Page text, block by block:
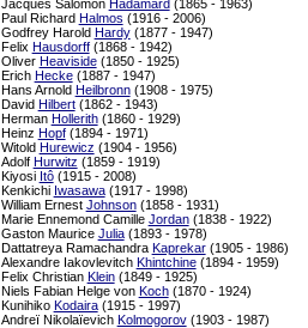
Jacques Salomon Hadamard(1865 - 1963)
Paul Richard Halmos (1916 - 2006)
Godfrey Harold Hardy(1877 - 1947)
Felix Hausdorff(1868 - 1942)
Oliver Heaviside(1850 - 1925)
Erich Hecke(1887 - 1947)
Hans Arnold Heilbronn(1908 - 1975)
David Hilbert(1862 - 1943)
Herman Hollerith(1860 - 1929)
Heinz Hopf(1894 - 1971)
Witold Hurewicz (1904 - 1956)
Adolf Hurwitz (1859 - 1919)
Kiyosi Itô(1915 - 2008)
Kenkichi Iwasawa(1917 - 1998)
William Ernest Johnson(1858 - 1931)
Marie Ennemond Camille Jordan(1838 - 1922)
Gaston Maurice Julia(1893 - 1978)
Dattatreya Ramachandra Kaprekar(1905 - 1986)
Alexandre Iakovlevitch Khintchine(1894 - 1959)
Felix Christian Klein(1849 - 1925)
Niels Fabian Helge von Koch(1870 - 1924)
Kunihiko Kodaira(1915 - 1997)
Andreï Nikolaïevich Kolmogorov(1903 - 1987)